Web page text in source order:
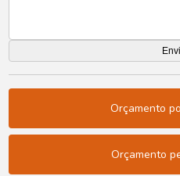
Orçamento
Orçamento